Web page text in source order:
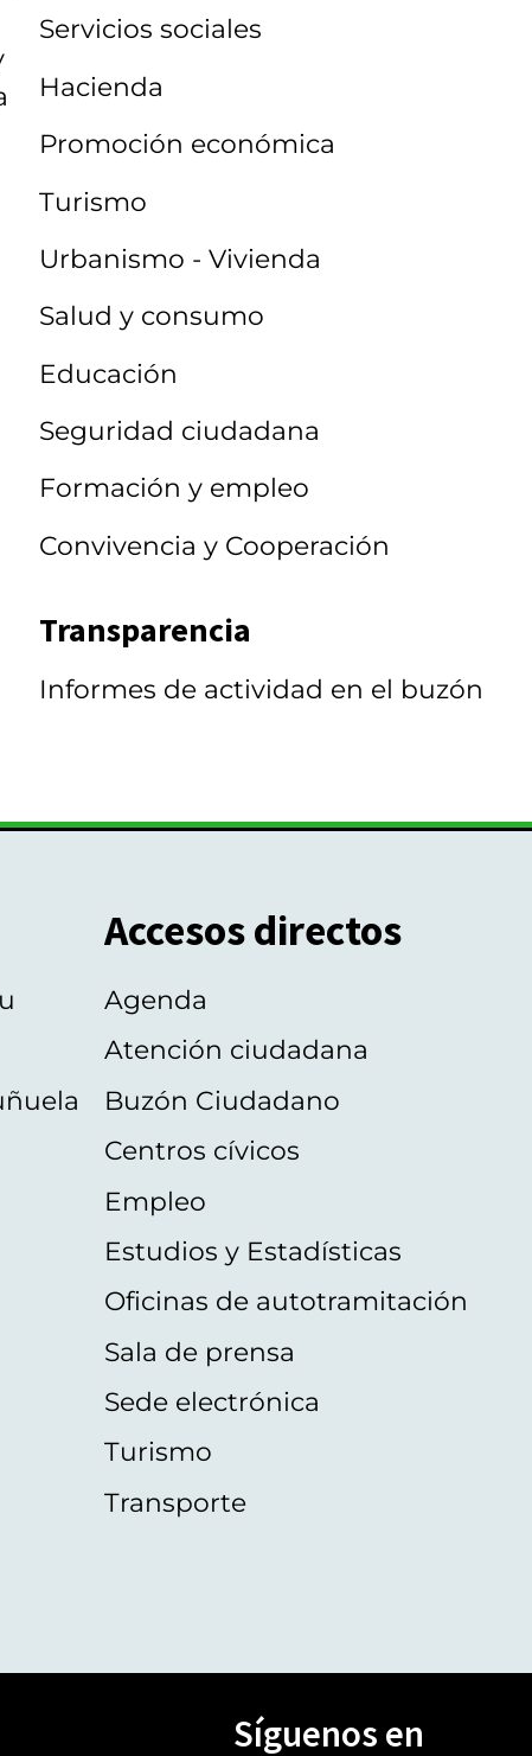
Servicios sociales
Hacienda
Promoción económica
Turismo
Urbanismo - Vivienda
Salud y consumo
Educación
Seguridad ciudadana
Formación y empleo
Convivencia y Cooperación
Transparencia
Informes de actividad en el buzón
Accesos directos
Agenda
Atención ciudadana
Buzón Ciudadano
Centros cívicos
Empleo
Estudios y Estadísticas
Oficinas de autotramitación
Sala de prensa
Sede electrónica
Turismo
Transporte
Síguenos en